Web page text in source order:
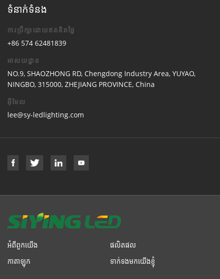
ទំនាក់ទំនង
ការប្រឹក្សាដោយឥតគិតថ្លៃ
+86 574 62481839
អាសយដ្ឋាន
NO.9, SHAOZHONG RD, Chengdong Industry Area, YUYAO,
NINGBO, 315000, ZHEJIANG PROVINCE, China
អ៊ីមែល
lee@sy-ledlighting.com
អំពីពួកយើង
ផលិតផល
កាតាឡុក
ទាក់ទងមកយើងខ្ញុំ